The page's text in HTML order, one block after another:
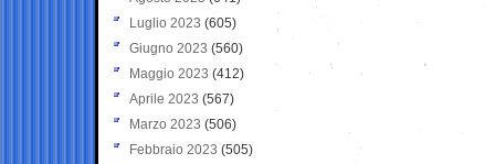
Luglio 2023 (605)
Giugno 2023 (560)
Maggio 2023 (412)
Aprile 2023 (567)
Marzo 2023 (506)
Febbraio 2023 (505)